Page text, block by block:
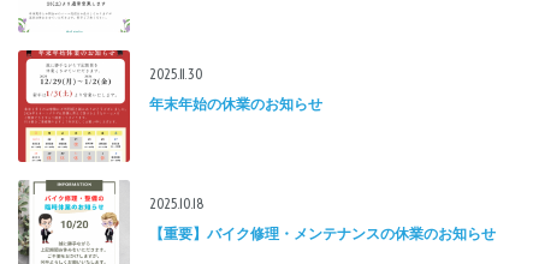
2025.11.30
年末年始の休業のお知らせ
2025.10.18
【重要】バイク修理・メンテナンスの休業のお知らせ